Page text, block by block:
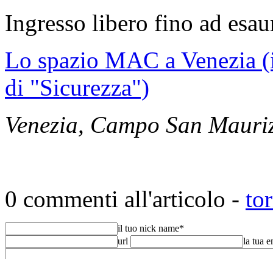
Ingresso libero fino ad
Lo spazio MAC a Venezia
di "Sicurezza")
Venezia, Campo San
0 commenti all'articolo -
il tuo nick name*
url
la tua